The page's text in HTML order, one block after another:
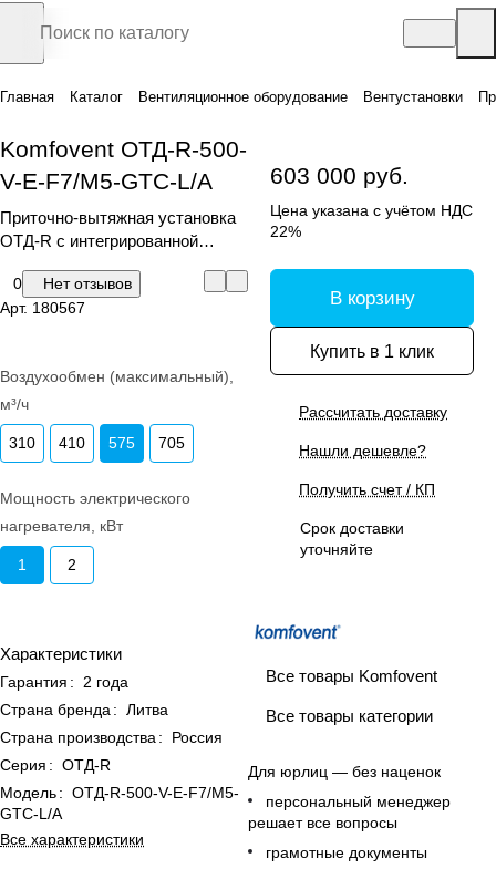
Главная Каталог Вентиляционное оборудование Вентустановки
Komfovent ОТД-R-500-
V-E-F7/M5-GTC-L/A
Приточно-вытяжная установка
ОТД-R с интегрированной
0
Нет отзывов
Арт. 180567
Воздухообмен (максимальный),
м³/ч
310 410 575 705
Мощность электрического
нагревателя, кВт
1 2
Характеристики
Гарантия :
2 года
Страна бренда : Литва
Страна производства :
Россия
Серия : ОТД-R
Модель: ОТД-R-500-V-E-F7/M5-
GTC-L/A
Все характеристики
603 000 руб.
Цена указана с учётом НДС
22%
В корзину
Купить в 1 клик
Рассчитать доставку
Нашли дешевле?
Получить счет / КП
Срок доставки
уточняйте
Все товары Komfovent
Все товары категории
Для юрлиц — без наценок
персональный менеджер
решает все вопросы
грамотные документы